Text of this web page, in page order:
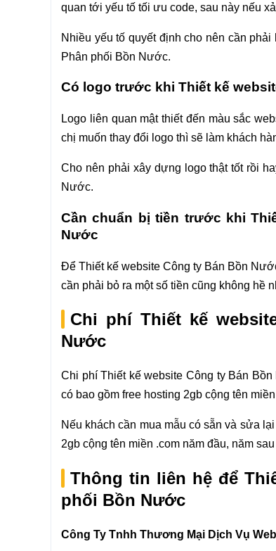
quan tới yếu tố tối ưu code, sau này nếu
Nhiều yếu tố quyết định cho nên cần
Phân phối Bồn Nước.
Có logo trước khi Thiết kế
Logo liên quan mật thiết đến màu sắc
chị muốn thay đổi logo thì sẽ làm khách
Cho nên phải xây dựng logo thật tốt rồi
Nước.
Cần chuẩn bị tiền trước khi
Nước
Để Thiết kế website Công ty Bán Bồn
cần phải bỏ ra một số tiền cũng không hề
Chi phí Thiết kế
Nước
Chi phí Thiết kế website Công ty Bán
có bao gồm free hosting 2gb cộng tên
Nếu khách cần mua mẫu có sẵn và sửa
2gb cộng tên miền .com năm đầu, năm
Thông tin liên hệ để
phối Bồn Nước
Công Ty Tnhh Thương Mại Dịch Vụ